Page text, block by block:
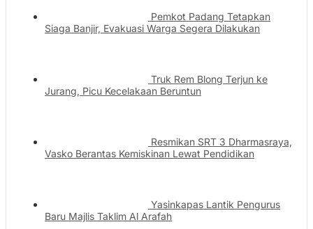
Pemkot Padang Tetapkan
Siaga Banjir, Evakuasi Warga Segera Dilakukan
Truk Rem Blong Terjun ke
Jurang, Picu Kecelakaan Beruntun
Resmikan SRT 3 Dharmasraya,
Vasko Berantas Kemiskinan Lewat Pendidikan
Yasinkapas Lantik Pengurus
Baru Majlis Taklim Al Arafah